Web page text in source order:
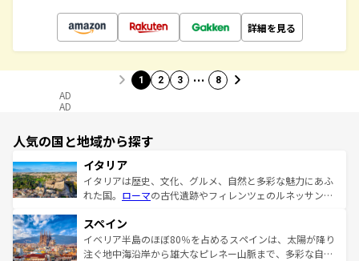
詳細を見る
1 2 3 … 8
AD
AD
人気の国と地域から探す
イタリア
イタリアは歴史、文化、グルメ、自然と多彩な魅力にあふ
れた国。 ローマの古代遺跡やフィレンツェのルネッサンス
ろん、トスカーナの美しい田園風景やアマルフィ海岸の絶
景など、自然景観も見逃せない。観光の合間には、本場の
ピザやパスタなど、絶品のイタリア料理を堪能することも
スペイン
イベリア半島のほぼ80％を占めるスペインは、太陽が降り
注ぐ地中海沿岸から雄大なピレネー山脈まで、多彩な自然